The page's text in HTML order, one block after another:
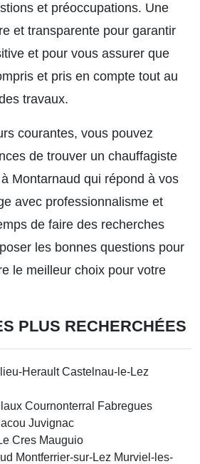
et préoccupations. Une
et transparente pour garantir
et pour vous assurer que
et pris en compte tout au
travaux.
courantes, vous pouvez
de trouver un chauffagiste
Montarnaud qui répond à vos
avec professionnalisme et
de faire des recherches
les bonnes questions pour
le meilleur choix pour votre
PLUS RECHERCHÉES
Herault Castelnau-le-Lez
Cournonterral
Fabregues
Juvignac
Cres Mauguio
Montferrier-sur-Lez Murviel-les-